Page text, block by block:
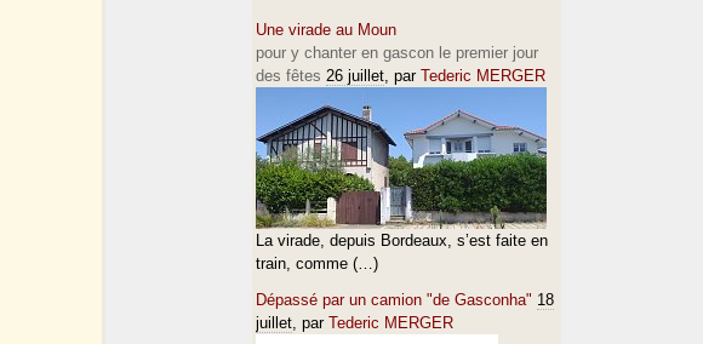
Une virade au Moun
pour y chanter en gascon le premier jour
des fêtes 26 juillet, par Tederic MERGER
La virade, depuis Bordeaux, s’est faite en
train, comme (…)
Dépassé par un camion "de Gasconha" 18
juillet, par Tederic MERGER